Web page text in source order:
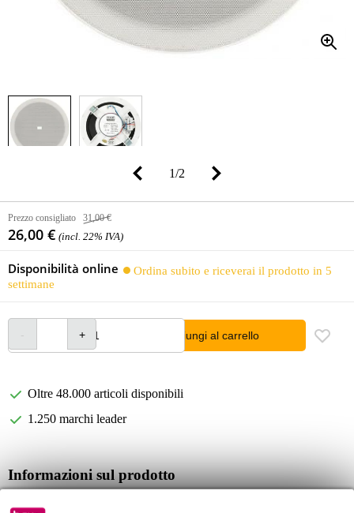
1/2
Prezzo consigliato 31,00 €
26,00 € (incl. 22% IVA)
Disponibilità online
Ordina subito e riceverai il prodotto in 5
settimane
Aggiungi al carrello
Oltre 48.000 articoli disponibili
1.250 marchi leader
Informazioni sul prodotto